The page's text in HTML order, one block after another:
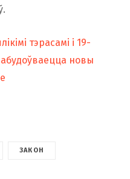
тэрасамі і 19-
новы
ЗАКОН